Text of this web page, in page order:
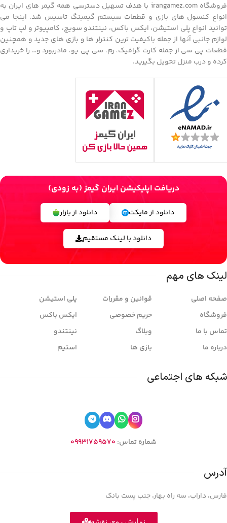
فروشگاه irangamez.com با هدف تسهیل دسترسی همه گیمر های ایران به
انواع کنسول های بازی و قطعات سیستم گیمینگ تاسیس شد. اینجا می
توانید انواع پلی استیشن، ایکس باکس، نینتندو سویچ، کامپیوتر و لپ تاپ و
لوازم جانبی آنها از جمله باکیفیت ترین کنترلر ها و بازی های جدید و همچنین
قطعات پی سی از جمله کارت گرافیک، رم، سی پی یو، مادربورد و… را خریداری
کرده و درب منزل تحویل بگیرید.
دریافت اپلیکیشن ایران گیمز (به زودی)
دانلود از مایکت دانلود از بازار
دانلود با لینک مستقیم
لینک های مهم
صفحه اصلی
فروشگاه
تماس با ما
درباره ما
قوانین و مقررات
حریم خصوصی
وبلاگ
بازی ها
پلی استیشن
ایکس باکس
نینتندو
استیم
شبکه های اجتماعی
شماره تماس: 09931759570
آدرس
فارس، داراب، سه راه بهار، جنب پست بانک